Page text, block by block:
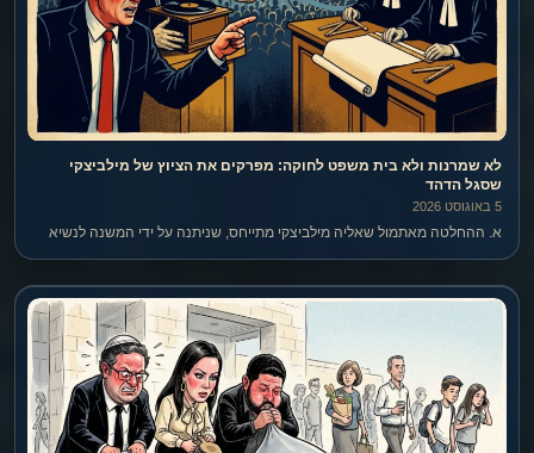
לא שמרנות ולא בית משפט לחוקה: מפרקים את הציוץ של מילביצקי
שסגל הדהד
5 באוגוסט 2026
א. ההחלטה מאתמול שאליה מילביצקי מתייחס, שניתנה על ידי המשנה לנשיא